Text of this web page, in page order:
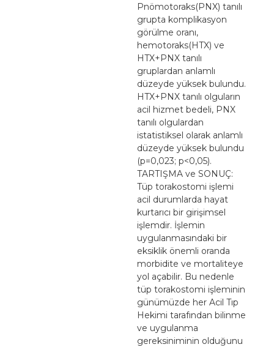
Pnömotoraks(PNX) tanılı
grupta komplikasyon
görülme oranı,
hemotoraks(HTX) ve
HTX+PNX tanılı
gruplardan anlamlı
düzeyde yüksek bulundu.
HTX+PNX tanılı olguların
acil hizmet bedeli, PNX
tanılı olgulardan
istatistiksel olarak anlamlı
düzeyde yüksek bulundu
(p=0,023; p<0,05).
TARTIŞMA ve SONUÇ:
Tüp torakostomi işlemi
acil durumlarda hayat
kurtarıcı bir girişimsel
işlemdir. İşlemin
uygulanmasındaki bir
eksiklik önemli oranda
morbidite ve mortaliteye
yol açabilir. Bu nedenle
tüp torakostomi işleminin
günümüzde her Acil Tıp
Hekimi tarafından bilinme
ve uygulanma
gereksiniminin olduğunu